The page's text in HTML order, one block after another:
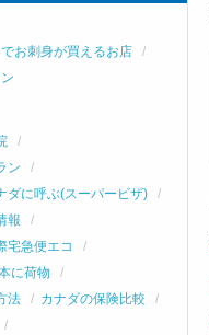
でお刺身が買えるお店
ン
ダに呼ぶ(スーパービザ)
報
宅急便エコ
に荷物
法
カナダの保険比較